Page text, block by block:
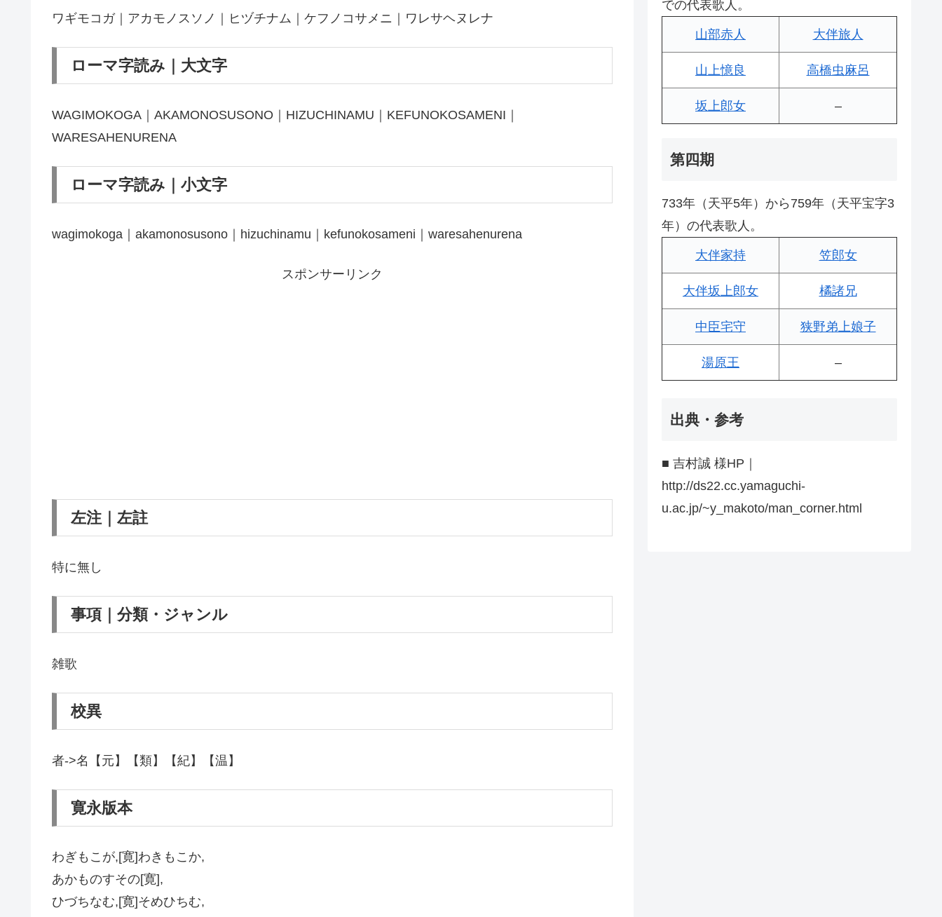
ワギモコガ｜アカモノスソノ｜ヒヅチナム｜ケフノコサメニ｜ワレサヘヌレナ
ローマ字読み｜大文字
WAGIMOKOGA｜AKAMONOSUSONO｜HIZUCHINAMU｜KEFUNOKOSAMENI｜
WARESAHENURENA
ローマ字読み｜小文字
wagimokoga｜akamonosusono｜hizuchinamu｜kefunokosameni｜waresahenurena
スポンサーリンク
左注｜左註
特に無し
事項｜分類・ジャンル
雑歌
校異
者->名【元】【類】【紀】【温】
寛永版本
わぎもこが,[寛]わきもこか,
あかものすその[寛],
ひづちなむ,[寛]そめひちむ,
での代表歌人。
山部赤人 大伴旅人
山上憶良 高橋虫麻呂
坂上郎女 –
第四期
733年（天平5年）から759年（天平宝字3
年）の代表歌人。
大伴家持 笠郎女
大伴坂上郎女 橘諸兄
中臣宅守 狭野弟上娘子
湯原王 –
出典・参考
■ 吉村誠 様HP｜
http://ds22.cc.yamaguchi-
u.ac.jp/~y_makoto/man_corner.html